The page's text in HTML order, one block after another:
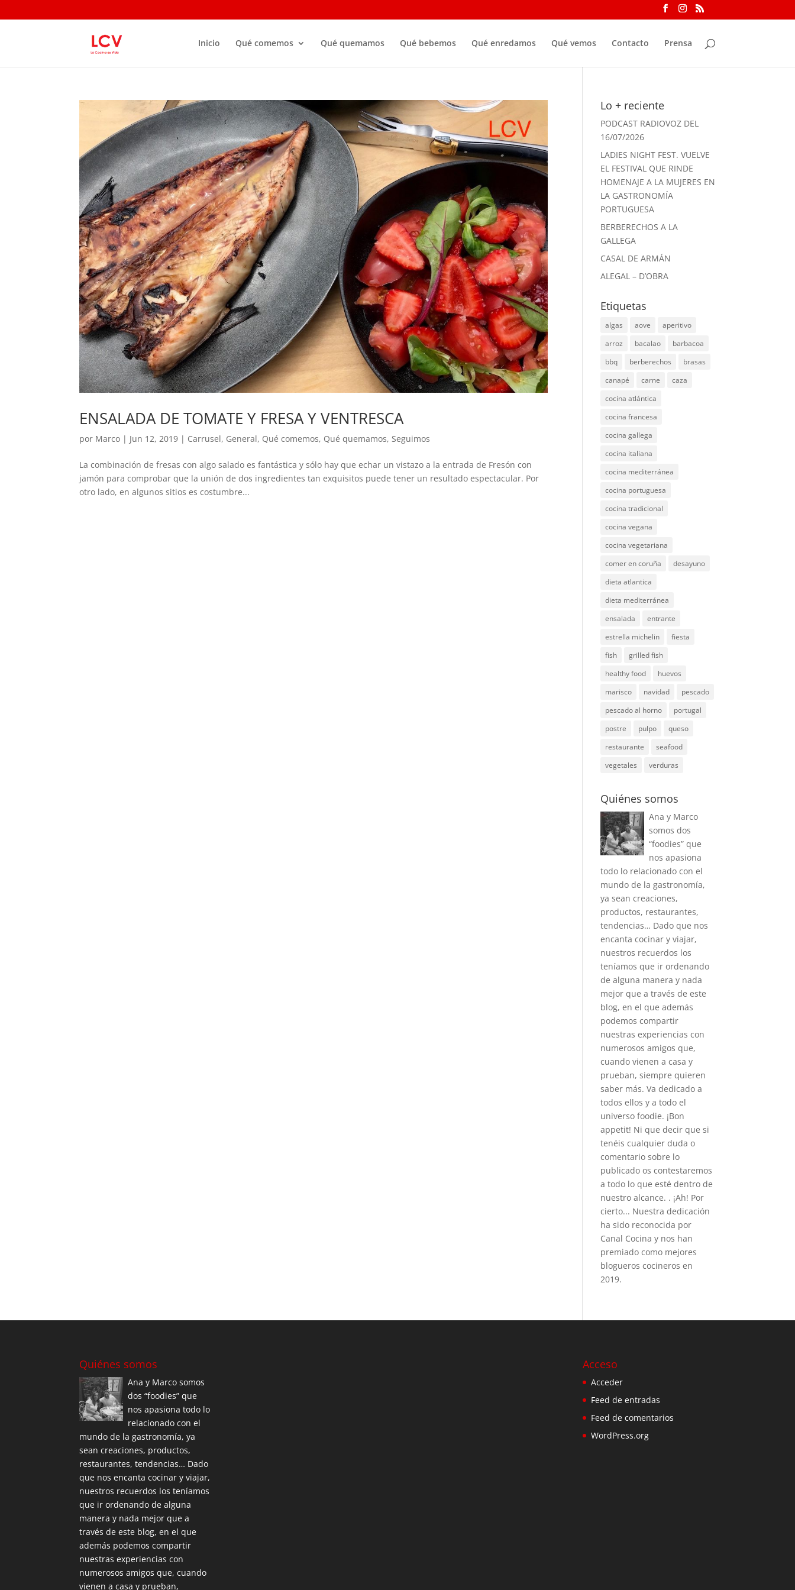
Inicio Qué comemos Qué quemamos Qué bebemos Qué enredamos Qué vemos Contacto Prensa
ENSALADA DE TOMATE Y FRESA Y VENTRESCA
por Marco | Jun 12, 2019 | Carrusel, General, Qué comemos, Qué quemamos, Seguimos
La combinación de fresas con algo salado es fantástica y sólo hay que echar un vistazo a la entrada de Fresón con
jamón para comprobar que la unión de dos ingredientes tan exquisitos puede tener un resultado espectacular. Por
otro lado, en algunos sitios es costumbre...
Lo + reciente
PODCAST RADIOVOZ DEL
16/07/2026
LADIES NIGHT FEST. VUELVE
EL FESTIVAL QUE RINDE
HOMENAJE A LA MUJERES EN
LA GASTRONOMÍA
PORTUGUESA
BERBERECHOS A LA
GALLEGA
CASAL DE ARMÁN
ALEGAL – D’OBRA
Etiquetas
algas aove
aperitivo
arroz
bacalao
barbacoa
bbq
berberechos
brasas
canapé
carne
caza
cocina atlántica
cocina francesa
cocina gallega
cocina italiana
cocina mediterránea
cocina portuguesa
cocina tradicional
cocina vegana
cocina vegetariana
comer en coruña
desayuno
dieta atlantica
dieta mediterránea
ensalada
entrante
estrella michelin
fiesta
fish
grilled fish
healthy food
huevos
marisco
navidad
pescado
pescado al horno
portugal
postre
pulpo
queso
restaurante
seafood
vegetales
verduras
Quiénes somos
Ana y Marco
somos dos
“foodies” que
nos apasiona
todo lo relacionado con el
mundo de la gastronomía,
ya sean creaciones,
productos, restaurantes,
tendencias… Dado que nos
encanta cocinar y viajar,
nuestros recuerdos los
teníamos que ir ordenando
de alguna manera y nada
mejor que a través de este
blog, en el que además
podemos compartir
nuestras experiencias con
numerosos amigos que,
cuando vienen a casa y
prueban, siempre quieren
saber más. Va dedicado a
todos ellos y a todo el
universo foodie. ¡Bon
appetit! Ni que decir que si
tenéis cualquier duda o
comentario sobre lo
publicado os contestaremos
a todo lo que esté dentro de
nuestro alcance. . ¡Ah! Por
cierto... Nuestra dedicación
ha sido reconocida por
Canal Cocina y nos han
premiado como mejores
blogueros cocineros en
2019.
Quiénes somos
Ana y Marco somos
dos “foodies” que
nos apasiona todo lo
relacionado con el
mundo de la gastronomía, ya
sean creaciones, productos,
restaurantes, tendencias… Dado
que nos encanta cocinar y viajar,
nuestros recuerdos los teníamos
que ir ordenando de alguna
manera y nada mejor que a
través de este blog, en el que
además podemos compartir
nuestras experiencias con
numerosos amigos que, cuando
vienen a casa y prueban,
Acceso
Acceder
Feed de entradas
Feed de comentarios
WordPress.org